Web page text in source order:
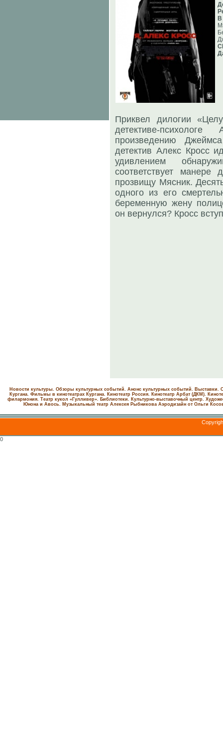
В
Приквел дилогии
детективе-
произведению
детектив Алекс Кросс
удивлением
соответствует манере
прозвищу Мясник.
одного из его
беременную жену
он вернулся? Кросс
Новости культуры. Обзоры культурных событий. Анонс культурных событий. Выставки.
Кургана. Фильмы в кинотеатрах Кургана.
Кинотеатр Россия. Кинотеатр Арбат (ДКМ).
филармония. Театр кукол «Гулливер». Библиотеки. Культурно-выставочный центр.
Юнона и Авось. Музыкальный театр Алексея Рыбникова Аэродизайн от Ольги
0